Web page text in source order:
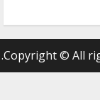
Copyright © All